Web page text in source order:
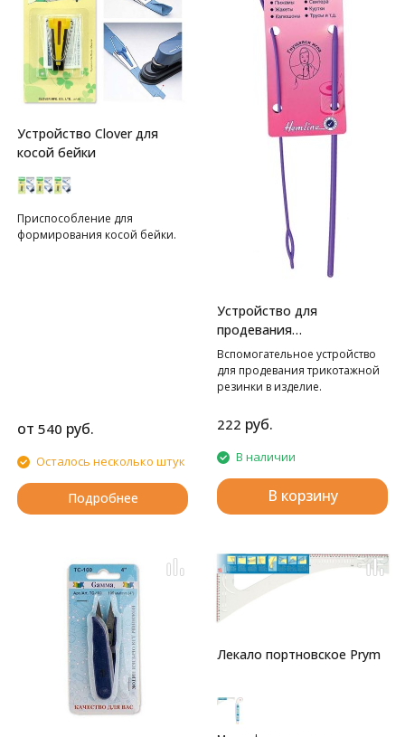
Устройство Clover для
косой бейки
Приспособление для
формирования косой бейки.
от 540 руб.
Осталось несколько штук
Подробнее
Устройство для
продевания
резинки(шнура) в изделие
Hemline
Вспомогательное устройство
для продевания трикотажной
резинки в изделие.
222 руб.
В наличии
В корзину
Лекало портновское Prym